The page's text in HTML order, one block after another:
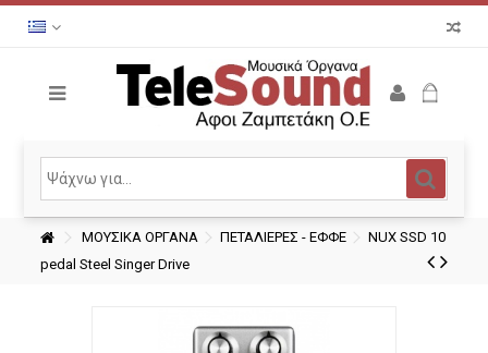
ΜΟΥΣΙΚΑ ΟΡΓΑΝΑ ΠΕΤΑΛΙΕΡΕΣ - ΕΦΦΕ
NUX SSD 10
pedal Steel Singer Drive